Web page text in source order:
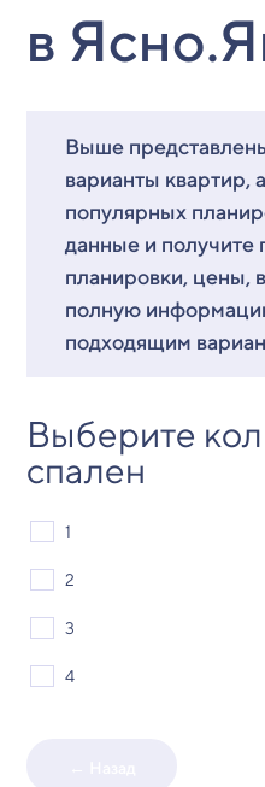
в
Выше
варианты квартир,
популярных
данные и получите
планировки, цены,
полную
подходящим
Выберите
спален
1
2
3
4